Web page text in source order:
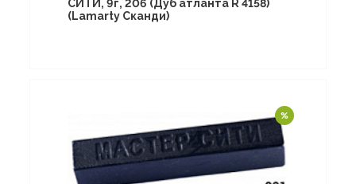
СИТИ, 9г, 206 (Дуб атланта R 4158)
(Lamarty Сканди)